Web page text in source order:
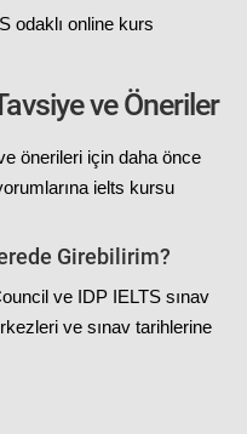
odaklı online kurs
ve Öneriler
önerileri için daha önce
ielts kursu
Girebilirim?
ve IDP IELTS sınav
ve sınav tarihlerine